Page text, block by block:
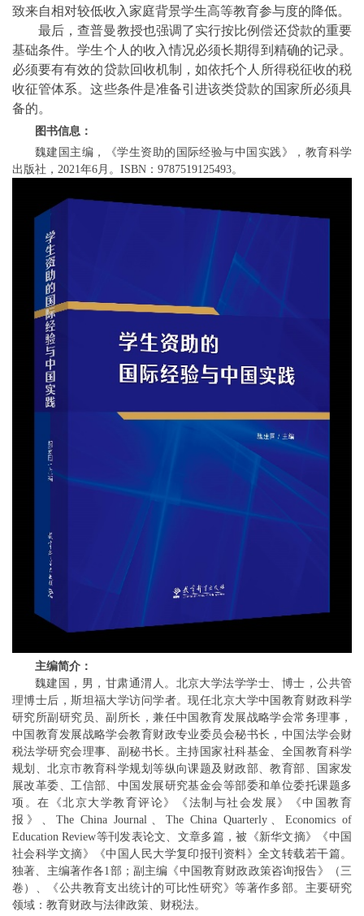
致来自相对较低收入家庭背景学生高等教育参与度的降低。
最后，查普曼教授也强调了实行按比例偿还贷款的重要
基础条件。学生个人的收入情况必须长期得到精确的记录。
必须要有有效的贷款回收机制，如依托个人所得税征收的税
收征管体系。这些条件是准备引进该类贷款的国家所必须具
备的。
图书信息：
魏建国主编，《学生资助的国际经验与中国实践》，教育科学
出版社， 2021年6月。ISBN：9787519125493。
主编简介：
魏建国，男，甘肃通渭人。北京大学法学学士、博士，公共管
理博士后，斯坦福大学访问学者。现任北京大学中国教育财政科学
研究所副研究员、副所长，兼任中国教育发展战略学会常务理事，
中国教育发展战略学会教育财政专业委员会秘书长，中国法学会财
税法学研究会理事、副秘书长。主持国家社科基金、全国教育科学
规划、北京市教育科学规划等纵向课题及财政部、教育部、国家发
展改革委、工信部、中国发展研究基金会等部委和单位委托课题多
项。在《北京大学教育评论》《法制与社会发展》《中国教育
报》、The China Journal、The China Quarterly、Economics of
Education Review等刊发表论文、文章多篇，被《新华文摘》《中国
社会科学文摘》《中国人民大学复印报刊资料》全文转载若干篇。
独著、主编著作各1部；副主编《中国教育财政政策咨询报告》（三
卷）、《公共教育支出统计的可比性研究》等著作多部。主要研究
领域：教育财政与法律政策、财税法。